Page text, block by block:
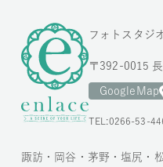
フォトスタジ
〒392-0015
GoogleMap
TEL:0266-53-
諏訪・岡谷・茅野・塩尻・